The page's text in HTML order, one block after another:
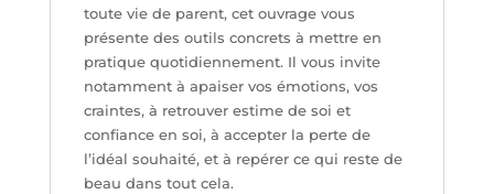
toute vie de parent, cet ouvrage vous
présente des outils concrets à mettre en
pratique quotidiennement. Il vous invite
notamment à apaiser vos émotions, vos
craintes, à retrouver estime de soi et
confiance en soi, à accepter la perte de
l’idéal souhaité, et à repérer ce qui reste de
beau dans tout cela.